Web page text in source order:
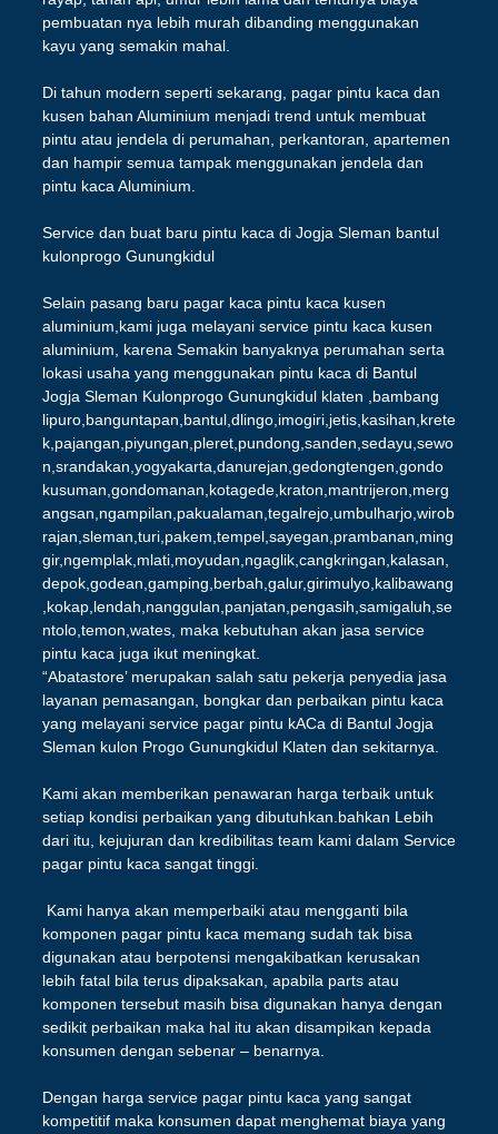
pembuatan nya lebih murah dibanding menggunakan
kayu yang semakin mahal.
Di tahun modern seperti sekarang, pagar pintu kaca dan
kusen bahan Aluminium menjadi trend untuk membuat
pintu atau jendela di perumahan, perkantoran, apartemen
dan hampir semua tampak menggunakan jendela dan
pintu kaca Aluminium.
Service dan buat baru pintu kaca di Jogja Sleman bantul
kulonprogo Gunungkidul
Selain pasang baru pagar kaca pintu kaca kusen
aluminium,kami juga melayani service pintu kaca kusen
aluminium, karena Semakin banyaknya perumahan serta
lokasi usaha yang menggunakan pintu kaca di Bantul
Jogja Sleman Kulonprogo Gunungkidul klaten ,bambang
lipuro,banguntapan,bantul,dlingo,imogiri,jetis,kasihan,krete
k,pajangan,piyungan,pleret,pundong,sanden,sedayu,sewo
n,srandakan,yogyakarta,danurejan,gedongtengen,gondo
kusuman,gondomanan,kotagede,kraton,mantrijeron,merg
angsan,ngampilan,pakualaman,tegalrejo,umbulharjo,wirob
rajan,sleman,turi,pakem,tempel,sayegan,prambanan,ming
gir,ngemplak,mlati,moyudan,ngaglik,cangkringan,kalasan,
depok,godean,gamping,berbah,galur,girimulyo,kalibawang
,kokap,lendah,nanggulan,panjatan,pengasih,samigaluh,se
ntolo,temon,wates, maka kebutuhan akan jasa service
pintu kaca juga ikut meningkat.
“Abatastore’ merupakan salah satu pekerja penyedia jasa
layanan pemasangan, bongkar dan perbaikan pintu kaca
yang melayani service pagar pintu kACa di Bantul Jogja
Sleman kulon Progo Gunungkidul Klaten dan sekitarnya.
Kami akan memberikan penawaran harga terbaik untuk
setiap kondisi perbaikan yang dibutuhkan.bahkan Lebih
dari itu, kejujuran dan kredibilitas team kami dalam Service
pagar pintu kaca sangat tinggi.
Kami hanya akan memperbaiki atau mengganti bila
komponen pagar pintu kaca memang sudah tak bisa
digunakan atau berpotensi mengakibatkan kerusakan
lebih fatal bila terus dipaksakan, apabila parts atau
komponen tersebut masih bisa digunakan hanya dengan
sedikit perbaikan maka hal itu akan disampikan kepada
konsumen dengan sebenar – benarnya.
Dengan harga service pagar pintu kaca yang sangat
kompetitif maka konsumen dapat menghemat biaya yang